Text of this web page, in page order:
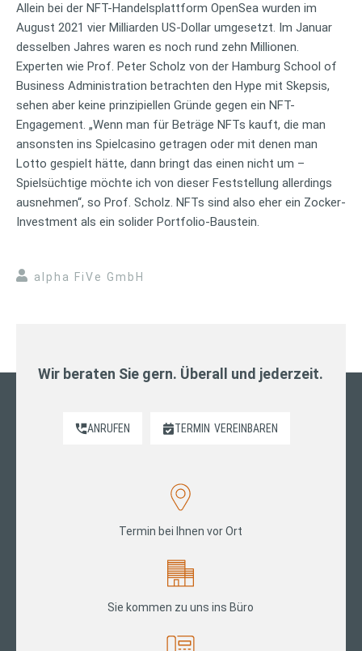
Allein bei der NFT-Handelsplattform OpenSea wurden im
August 2021 vier Milliarden US-Dollar umgesetzt. Im Januar
desselben Jahres waren es noch rund zehn Millionen.
Experten wie Prof. Peter Scholz von der Hamburg School of
Business Administration betrachten den Hype mit Skepsis,
sehen aber keine prinzipiellen Gründe gegen ein NFT-
Engagement. „Wenn man für Beträge NFTs kauft, die man
ansonsten ins Spielcasino getragen oder mit denen man
Lotto gespielt hätte, dann bringt das einen nicht um –
Spielsüchtige möchte ich von dieser Feststellung allerdings
ausnehmen“, so Prof. Scholz. NFTs sind also eher ein Zocker-
Investment als ein solider Portfolio-Baustein.
alpha FiVe GmbH
Wir beraten Sie gern. Überall und jederzeit.
ANRUFEN TERMIN VEREINBAREN
Termin bei Ihnen vor Ort
Sie kommen zu uns ins Büro